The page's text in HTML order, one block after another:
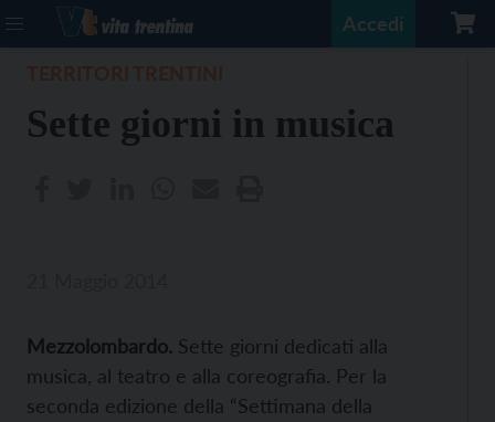
Accedi
Sette giorni in musica
Mezzolombardo. Sette giorni dedicati alla
musica, al teatro e alla coreografia. Per la
seconda edizione della “Settimana della